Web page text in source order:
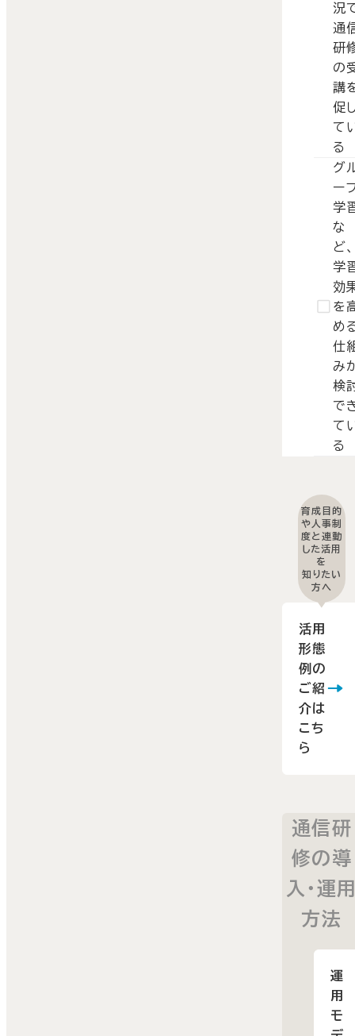
況
通
研
の
講
促
て
る
グ
ー
学
な
ど、
学
効
を
め
仕
み
検
で
て
る
育成目的
や人事制
度と連動
した活用
を
知りたい
方へ
活用
形態
例の
ご紹
介は
こち
ら
通信研
修の導
入・運
方法
運
用
モ